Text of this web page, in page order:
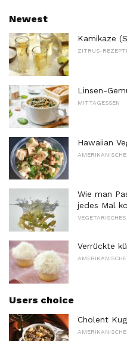
Newest
Kamikaze
ZITRUS-
Linsen-
MITTAGESSEN
Hawaiian
Wie man
jedes Mal
Verrückte
Users choice
Cholent